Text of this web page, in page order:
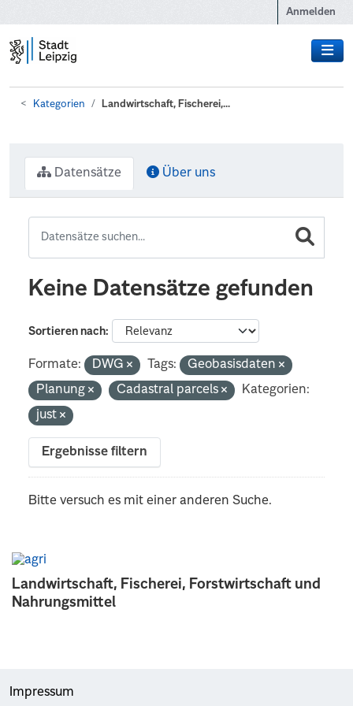
Anmelden
Kategorien Landwirtschaft, Fischerei,...
Landwirtschaft, Fischerei, Forstwirtschaft und
Nahrungsmittel
Datensätze Über uns
Keine Datensätze gefunden
Sortieren nach
Formate: DWG Tags:
Geobasisdaten
Planung
Cadastral parcels
Kategorien:
just
Ergebnisse filtern
Bitte versuch es mit einer anderen Suche.
Impressum